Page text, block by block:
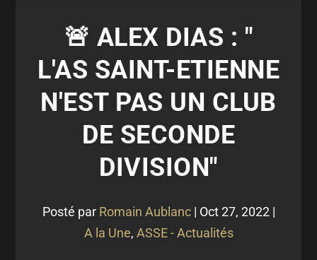
🚨 ALEX DIAS : "
L'AS SAINT-ETIENNE
N'EST PAS UN CLUB
DE SECONDE
DIVISION"
Posté par Romain Aublanc| Oct 27, 2022|
A la Une, ASSE - Actualités